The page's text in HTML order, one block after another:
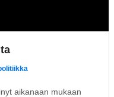
aikanaan mukaan